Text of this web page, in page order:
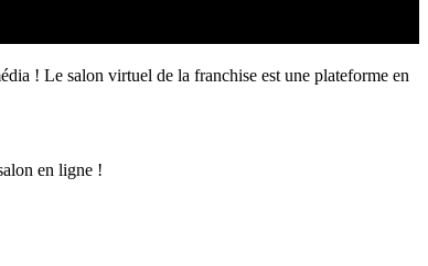
! Le salon virtuel de la franchise est une plateforme en
en ligne !